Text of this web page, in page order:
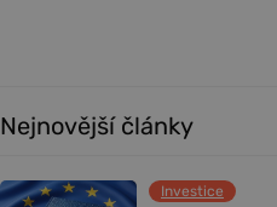
Nejnovější články
Investice